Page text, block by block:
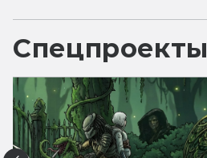
Спецпроекты